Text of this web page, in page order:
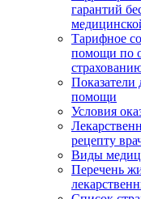
гарантий
Тарифное
помощи по
Показатели
помощи
Условия
рецепту
Виды
Перечень